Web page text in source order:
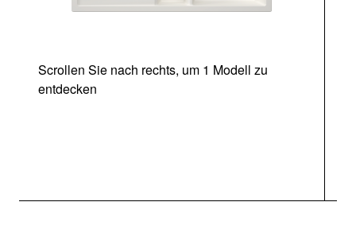
Scrollen Sie nach rechts, um 1 Modell zu
entdecken